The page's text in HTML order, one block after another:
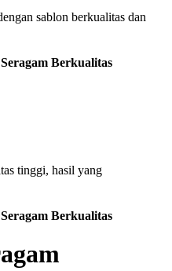
sablon berkualitas dan
Berkualitas
tinggi, hasil yang
Berkualitas